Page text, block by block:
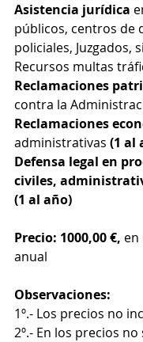
Asistencia jurídica
públicos, centros de
policiales, Juzgados,
Recursos multas
Reclamaciones
contra la
Reclamaciones
administrativas (1 al
Defensa legal en
civiles,
(1 al año)
Precio: 1000,00 €, en
anual
Observaciones:
1º.- Los precios no
2º.- En los precios